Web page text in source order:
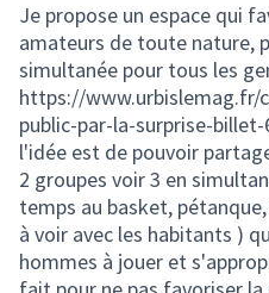
Je propose un espace qui
amateurs de toute nature,
simultanée pour tous les
https://www.urbislemag.fr/
public-par-la-surprise-
l'idée est de pouvoir
2 groupes voir 3 en
temps au basket,
à voir avec les habitants )
hommes à jouer et